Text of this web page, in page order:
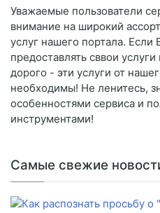
Уважаемые пользователи
внимание на широкий
услуг нашего портала.
предоставлять сввои
дорого - эти услуги от
необходимы! Не ленитесь,
особенностями сервиса и
инструментами!
Самые свежие